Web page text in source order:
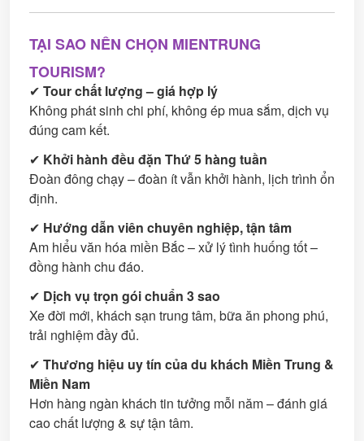
TẠI SAO NÊN CHỌN MIENTRUNG
TOURISM?
✔ Tour chất lượng – giá hợp lý
Không phát sinh chi phí, không ép mua sắm, dịch vụ
đúng cam kết.
✔ Khởi hành đều đặn Thứ 5 hàng tuần
Đoàn đông chạy – đoàn ít vẫn khởi hành, lịch trình ổn
định.
✔ Hướng dẫn viên chuyên nghiệp, tận tâm
Am hiểu văn hóa miền Bắc – xử lý tình huống tốt –
đồng hành chu đáo.
✔ Dịch vụ trọn gói chuẩn 3 sao
Xe đời mới, khách sạn trung tâm, bữa ăn phong phú,
trải nghiệm đầy đủ.
✔ Thương hiệu uy tín của du khách Miền Trung &
Miền Nam
Hơn hàng ngàn khách tin tưởng mỗi năm – đánh giá
cao chất lượng & sự tận tâm.